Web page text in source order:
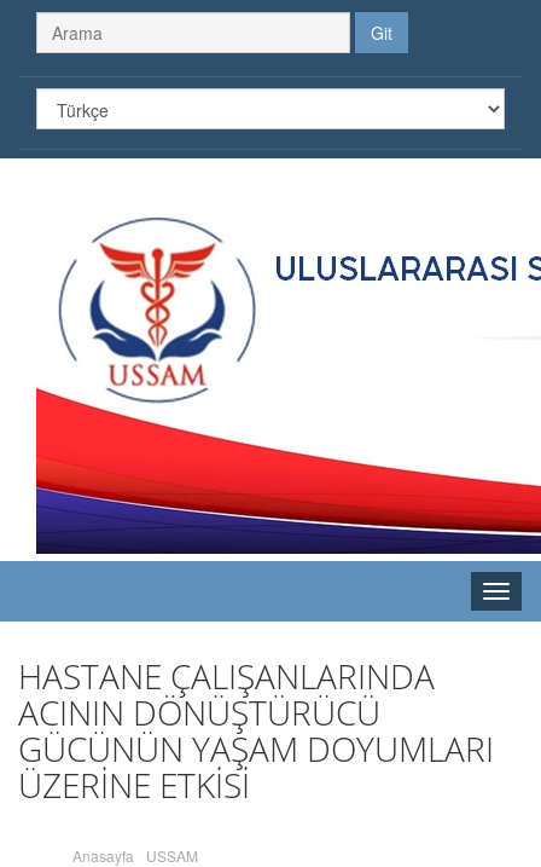
Toggle
HASTANE ÇALIŞANLARINDA
ACININ DÖNÜŞTÜRÜCÜ
GÜCÜNÜN YAŞAM DOYUMLARI
ÜZERİNE ETKİSİ
Anasayfa
USSAM